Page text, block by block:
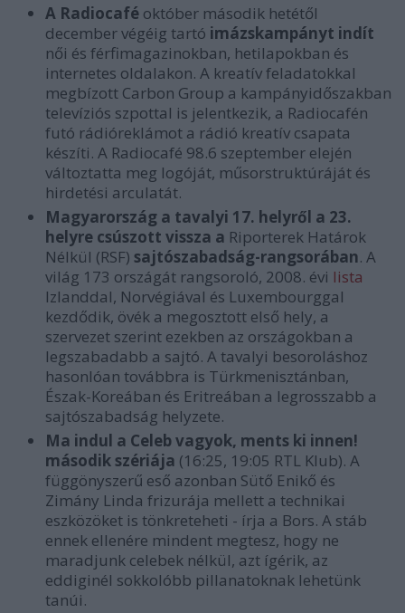
A Radiocafé október második hetétől
december végéig tartó imázskampányt indít
női és férfimagazinokban, hetilapokban és
internetes oldalakon. A kreatív feladatokkal
megbízott Carbon Group a kampányidőszakban
televíziós szpottal is jelentkezik, a Radiocafén
futó rádióreklámot a rádió kreatív csapata
készíti. A Radiocafé 98.6 szeptember elején
változtatta meg logóját, műsorstruktúráját és
hirdetési arculatát.
Magyarország a tavalyi 17. helyről a 23.
helyre csúszott vissza a Riporterek Határok
Nélkül (RSF) sajtószabadság-rangsorában. A
világ 173 országát rangsoroló, 2008. évi lista
Izlanddal, Norvégiával és Luxembourggal
kezdődik, övék a megosztott első hely, a
szervezet szerint ezekben az országokban a
legszabadabb a sajtó. A tavalyi besoroláshoz
hasonlóan továbbra is Türkmenisztánban,
Észak-Koreában és Eritreában a legrosszabb a
sajtószabadság helyzete.
Ma indul a Celeb vagyok, ments ki innen!
második szériája (16:25, 19:05 RTL Klub). A
függönyszerű eső azonban Sütő Enikő és
Zimány Linda frizurája mellett a technikai
eszközöket is tönkreteheti - írja a Bors. A stáb
ennek ellenére mindent megtesz, hogy ne
maradjunk celebek nélkül, azt ígérik, az
eddiginél sokkolóbb pillanatoknak lehetünk
tanúi.